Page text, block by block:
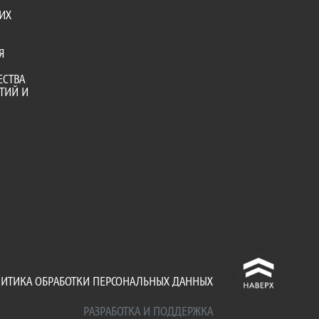
И
^
ОБРАБОТКИ ПЕРСОНАЛЬНЫХ ДАННЫХ
РАЗРАБОТКА И ПОДДЕРЖКА